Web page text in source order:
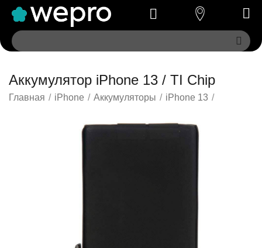
Аккумулятор iPhone 13 / TI Chip
Главная / iPhone / Аккумуляторы / iPhone 13 /